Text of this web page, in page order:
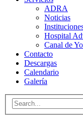
ADRA
Noticias
Hospital
Canal de
Contacto
Descargas
Calendario
Galería